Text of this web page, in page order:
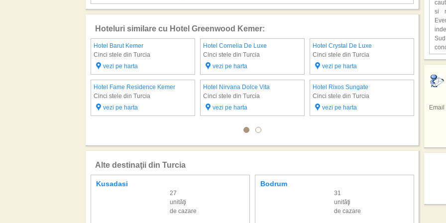
Hoteluri similare cu Hotel Greenwood Kemer:
Hotel Barut Kemer
Cinci stele din Turcia
vezi pe harta
Hotel Cornelia De Luxe
Cinci stele din Turcia
vezi pe harta
Hotel Crystal De Luxe
Cinci stele din Turcia
vezi pe harta
Hotel Fame Residence Kemer
Cinci stele din Turcia
vezi pe harta
Hotel Nirvana Dolce Vita
Cinci stele din Turcia
vezi pe harta
Hotel Rixos Sungate
Cinci stele din Turcia
vezi pe harta
Hotel
Cinci
vezi
Alte destinaţii din Turcia
Kusadasi
27
unităţi
de cazare
Bodrum
31
unităţi
de cazare
din
o
si
In
Email